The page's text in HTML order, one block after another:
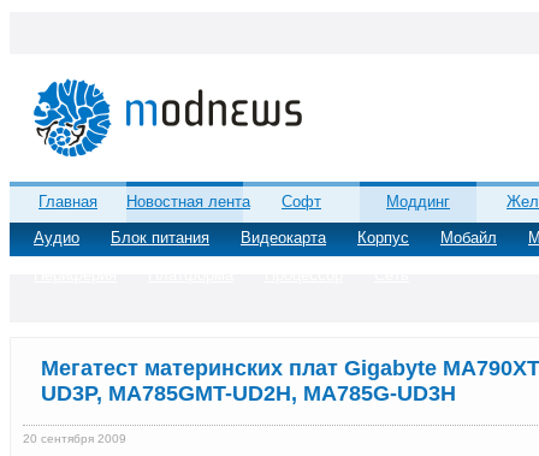
Главная Новостная лента Софт Моддинг
Аудио
Блок питания Видеокарта Корпус Мобайл
Мегатест материнских плат Gigabyte
UD3P, MA785GMT-UD2H, MA785G-UD3H
20 сентября 2009